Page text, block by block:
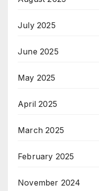
July 2025
June 2025
May 2025
April 2025
March 2025
February 2025
November 2024